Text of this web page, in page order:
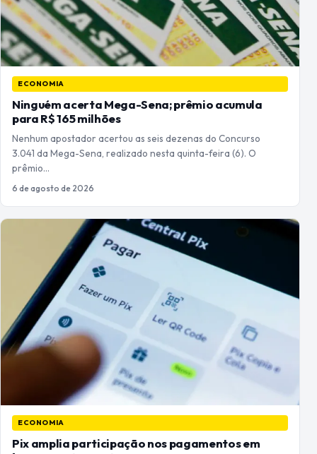
ECONOMIA
Ninguém acerta Mega-Sena; prêmio acumula
para R$ 165 milhões
Nenhum apostador acertou as seis dezenas do Concurso
3.041 da Mega-Sena, realizado nesta quinta-feira (6). O
prêmio…
6 de agosto de 2026
ECONOMIA
Pix amplia participação nos pagamentos em